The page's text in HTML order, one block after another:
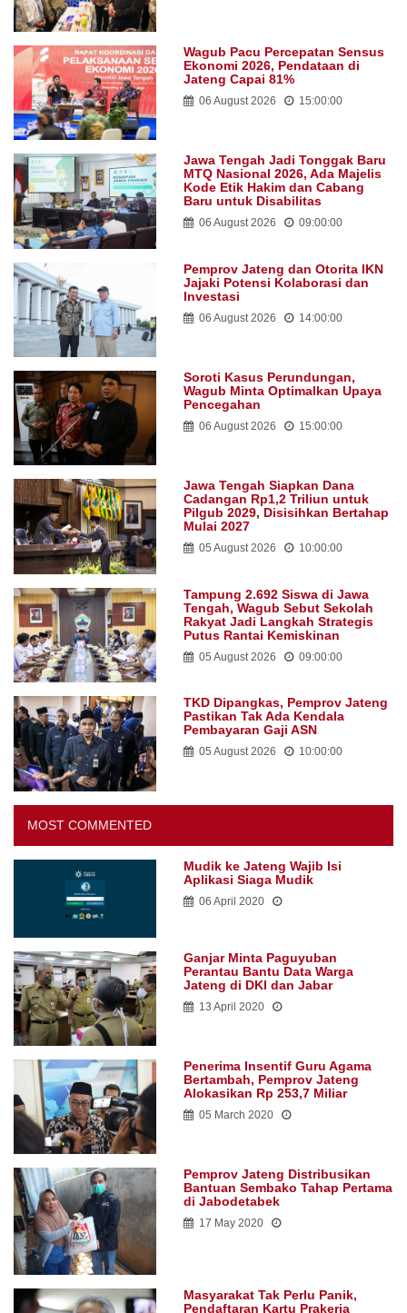
Wagub Pacu Percepatan Sensus
Ekonomi 2026, Pendataan di
Jateng Capai 81%
06 August 2026 15:00:00
Jawa Tengah Jadi Tonggak Baru
MTQ Nasional 2026, Ada Majelis
Kode Etik Hakim dan Cabang
Baru untuk Disabilitas
06 August 2026 09:00:00
Pemprov Jateng dan Otorita IKN
Jajaki Potensi Kolaborasi dan
Investasi
06 August 2026 14:00:00
Soroti Kasus Perundungan,
Wagub Minta Optimalkan Upaya
Pencegahan
06 August 2026 15:00:00
Jawa Tengah Siapkan Dana
Cadangan Rp1,2 Triliun untuk
Pilgub 2029, Disisihkan Bertahap
Mulai 2027
05 August 2026 10:00:00
Tampung 2.692 Siswa di Jawa
Tengah, Wagub Sebut Sekolah
Rakyat Jadi Langkah Strategis
Putus Rantai Kemiskinan
05 August 2026 09:00:00
TKD Dipangkas, Pemprov Jateng
Pastikan Tak Ada Kendala
Pembayaran Gaji ASN
05 August 2026 10:00:00
MOST COMMENTED
Mudik ke Jateng Wajib Isi
Aplikasi Siaga Mudik
06 April 2020
Ganjar Minta Paguyuban
Perantau Bantu Data Warga
Jateng di DKI dan Jabar
13 April 2020
Penerima Insentif Guru Agama
Bertambah, Pemprov Jateng
Alokasikan Rp 253,7 Miliar
05 March 2020
Pemprov Jateng Distribusikan
Bantuan Sembako Tahap Pertama
di Jabodetabek
17 May 2020
Masyarakat Tak Perlu Panik,
Pendaftaran Kartu Prakerja